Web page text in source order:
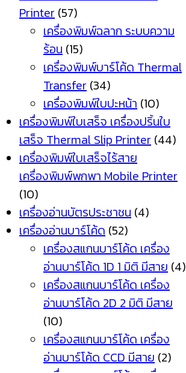
Printer (57)
เครื่องพิมพ์ฉลาก ระบบความ
ร้อน (15)
เครื่องพิมพ์บาร์โค้ด Thermal
Transfer (34)
เครื่องพิมพ์ใบปะหน้า (10)
เครื่องพิมพ์ใบเสร็จ เครื่องปริ้นใบ
เสร็จ Thermal Slip Printer (44)
เครื่องพิมพ์ใบเสร็จไร้สาย
เครื่องพิมพ์พกพา Mobile Printer
(10)
เครื่องอ่านบัตรประชาชน (4)
เครื่องอ่านบาร์โค้ด (52)
เครื่องสแกนบาร์โค้ด เครื่อง
อ่านบาร์โค้ด 1D 1 มิติ มีสาย (4)
เครื่องสแกนบาร์โค้ด เครื่อง
อ่านบาร์โค้ด 2D 2 มิติ มีสาย
(10)
เครื่องสแกนบาร์โค้ด เครื่อง
อ่านบาร์โค้ด CCD มีสาย (2)